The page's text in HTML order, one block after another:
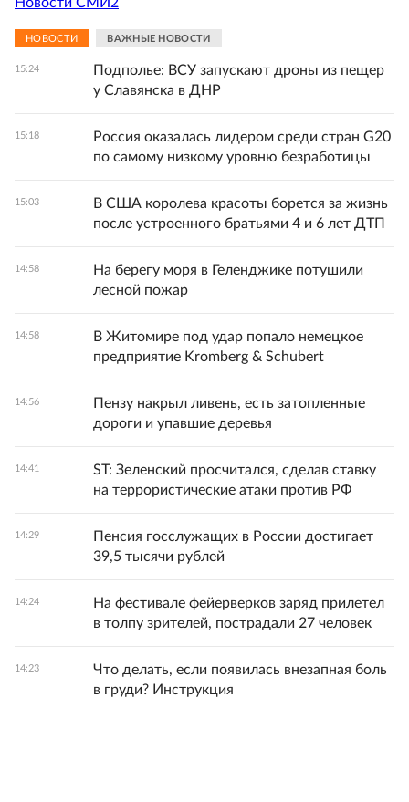
НОВОСТИ ВАЖНЫЕ НОВОСТИ
15:24
Подполье: ВСУ запускают дроны из пещер
у Славянска в ДНР
15:18
Россия оказалась лидером среди стран G20
по самому низкому уровню безработицы
15:03
В США королева красоты борется за жизнь
после устроенного братьями 4 и 6 лет ДТП
14:58
На берегу моря в Геленджике потушили
лесной пожар
14:58
В Житомире под удар попало немецкое
предприятие Kromberg & Schubert
14:56
Пензу накрыл ливень, есть затопленные
дороги и упавшие деревья
14:41
ST: Зеленский просчитался, сделав ставку
на террористические атаки против РФ
14:29
Пенсия госслужащих в России достигает
39,5 тысячи рублей
14:24
На фестивале фейерверков заряд прилетел
в толпу зрителей, пострадали 27 человек
14:23
Что делать, если появилась внезапная боль
в груди? Инструкция